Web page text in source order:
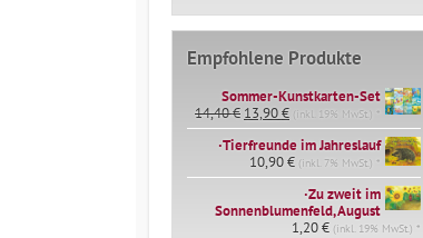
Empfohlene Produkte
Sommer-Kunstkarten-Set
14,40€ Ursprünglicher
Preis
war:
14,40 €
13,90€Aktueller
Preis
ist:
13,90 €.
(inkl. 19% MwSt.) *
∙Tierfreunde im Jahreslauf
10,90€ (inkl. 7% MwSt.) *
∙Zu zweit im
Sonnenblumenfeld, August
1,20€ (inkl. 19% MwSt.) *